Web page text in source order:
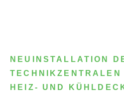
NEUINSTALLATION
TECHNIKZENTRALEN
HEIZ- UND